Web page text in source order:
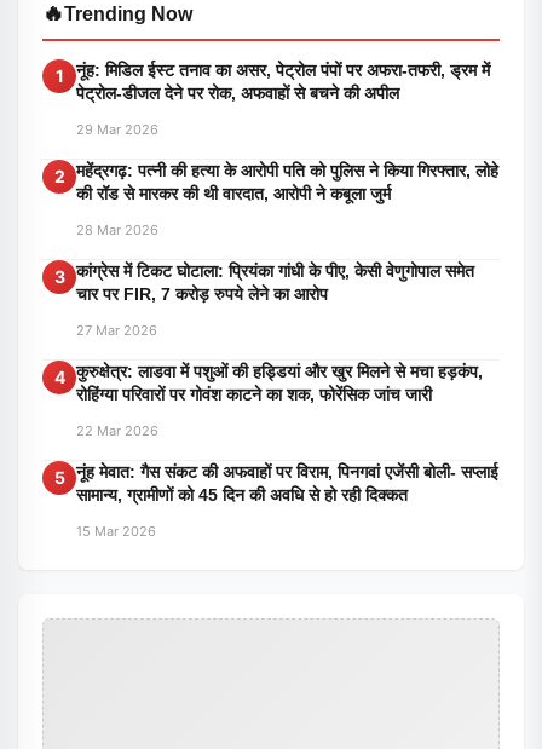
🔥Trending Now
1
नूंह: मिडिल ईस्ट तनाव का असर, पेट्रोल पंपों पर अफरा-तफरी, ड्रम में
पेट्रोल-डीजल देने पर रोक, अफवाहों से बचने की अपील
29 Mar 2026
2
महेंद्रगढ़: पत्नी की हत्या के आरोपी पति को पुलिस ने किया गिरफ्तार, लोहे
की रॉड से मारकर की थी वारदात, आरोपी ने कबूला जुर्म
28 Mar 2026
3 कांग्रेस में टिकट घोटाला: प्रियंका गांधी के पीए, केसी वेणुगोपाल समेत
चार पर FIR, 7 करोड़ रुपये लेने का आरोप
27 Mar 2026
4 कुरुक्षेत्र: लाडवा में पशुओं की हड्डियां और खुर मिलने से मचा हड़कंप,
रोहिंग्या परिवारों पर गोवंश काटने का शक, फोरेंसिक जांच जारी
22 Mar 2026
5 नूंह मेवात: गैस संकट की अफवाहों पर विराम, पिनगवां एजेंसी बोली- सप्लाई
सामान्य, ग्रामीणों को 45 दिन की अवधि से हो रही दिक्कत
15 Mar 2026